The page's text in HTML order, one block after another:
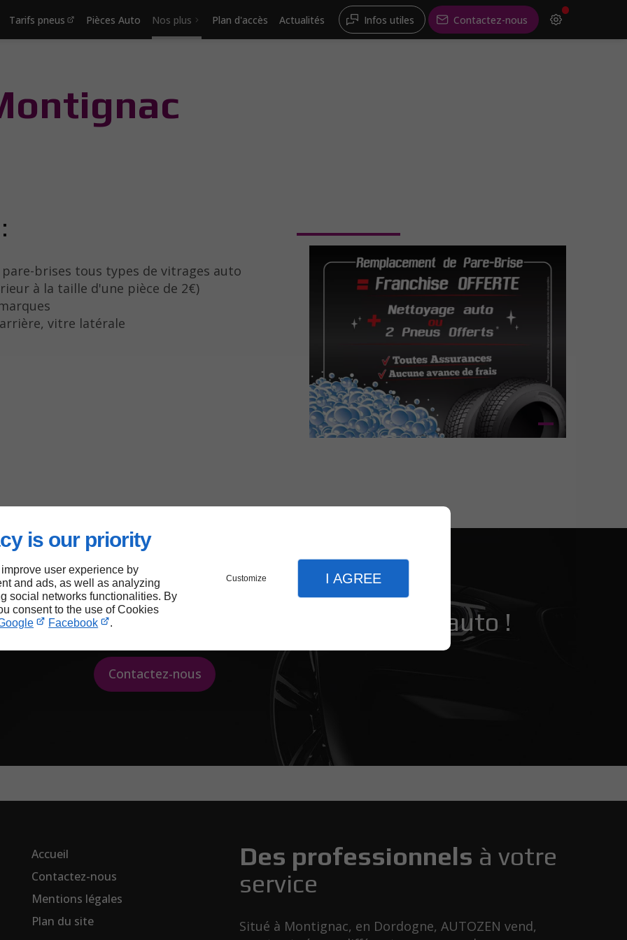
is our priority
user experience by
and ads, as well as analyzing
social networks functionalities. By
consent to the use of Cookies
Facebook .
Customize I AGREE
Tarifs pneus Pièces Auto Nos plus Plan d'accès Actualités Infos utiles Contactez-nous
brises tous types de vitrages auto
à la taille d'une pièce de 2€)
vitre latérale
et remplace les pare-brise et vitrage auto !
Contactez-nous
Accueil
Contactez-nous
Mentions légales
Plan du site
Des professionnels à votre
service
Situé à Montignac, en Dordogne, AUTOZEN vend,